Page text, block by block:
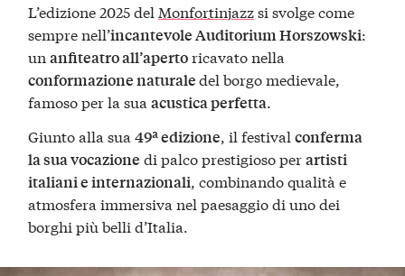
L’edizione 2025 del Monfortinjazzsi svolge come
sempre nell’incantevole Auditorium Horszowski:
unanfiteatro all’apertoricavato nella
conformazione naturaledel borgo medievale,
famoso per la suaacustica perfetta.
Giunto alla sua49ª edizione, il festivalconferma
la sua vocazione di palco prestigioso perartisti
italiani e internazionali, combinando qualità e
atmosfera immersiva nel paesaggio di uno dei
borghi più belli d’Italia.